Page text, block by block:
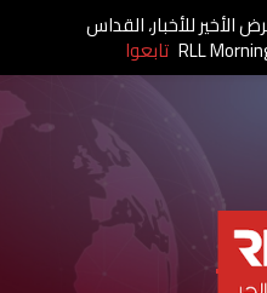
الأخير للأخبار، القداس
تابعوا